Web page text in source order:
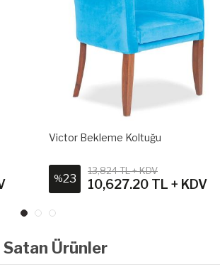
Victor Bekleme Koltuğu
%23
13,824 TL + KDV
10,627.20 TL + KDV
Satan Ürünler